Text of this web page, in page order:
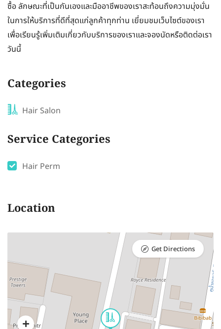
ซื้อ ลักษณะที่เป็นกันเองและมืออาชีพของเราสะท้อนถึงความมุ่งมั่น
ในการให้บริการที่ดีที่สุดแก่ลูกค้าทุกท่าน เยี่ยมชมเว็บไซต์ของเรา
เพื่อเรียนรู้เพิ่มเติมเกี่ยวกับบริการของเราและจองนัดหรือติดต่อเรา
วันนี้
Categories
Hair Salon
Service Categories
Hair Perm
Location
Get Directions